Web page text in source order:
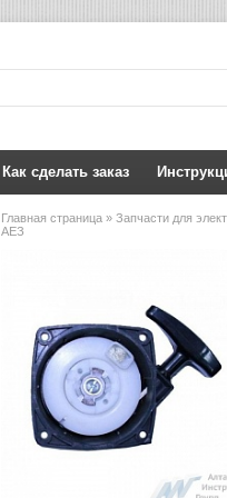
Как сделать заказ
Главная страница » Запчасти для
АЕЗ